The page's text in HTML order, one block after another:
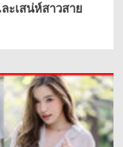
ะเสน่ห์สาวสาย